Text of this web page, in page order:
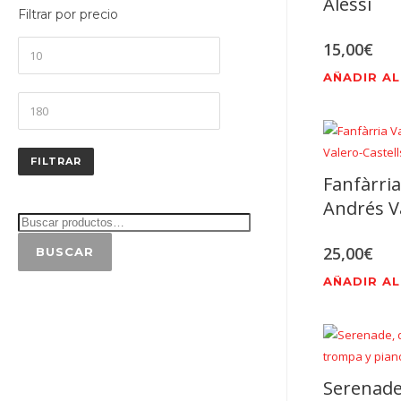
15,00€
AÑADIR
Andrés
25,00€
AÑADIR
Filtrar por precio
FILTRAR
BUSCAR